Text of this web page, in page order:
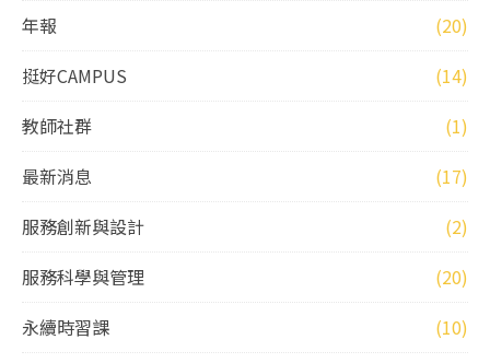
年報
(20)
挺好CAMPUS
(14)
教師社群
(1)
最新消息
(17)
服務創新與設計
(2)
服務科學與管理
(20)
永續時習課
(10)